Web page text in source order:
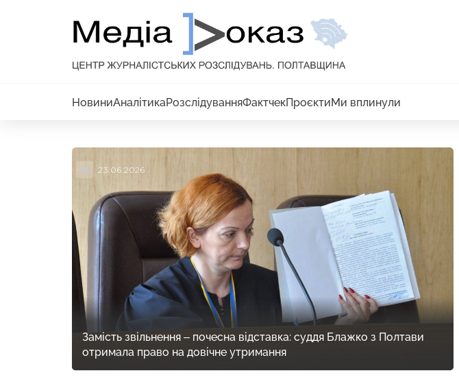
НовиниАналітикаРозслідуванняФактчекПроєктиМи вплинули
23.06.2026
Замість звільнення – почесна відставка: суддя Блажко з Полтави
отримала право на довічне утримання